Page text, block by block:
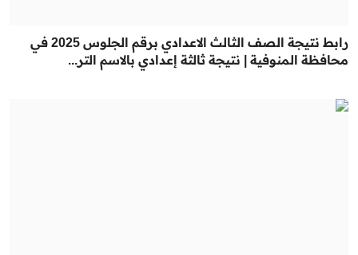
رابط نتيجة الصف الثالث الاعدادي برقم الجلوس 2025 في
محافظة المنوفية | نتيجة ثالثة إعدادي بالاسم التر...